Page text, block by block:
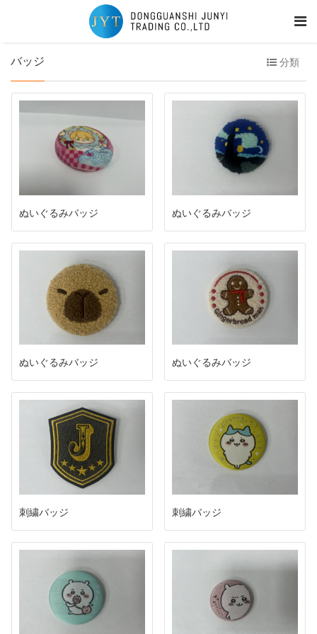
バッジ 分類
ぬいぐるみバッジ ぬいぐるみバッジ
ぬいぐるみバッジ ぬいぐるみバッジ
刺繍バッジ 刺繍バッジ